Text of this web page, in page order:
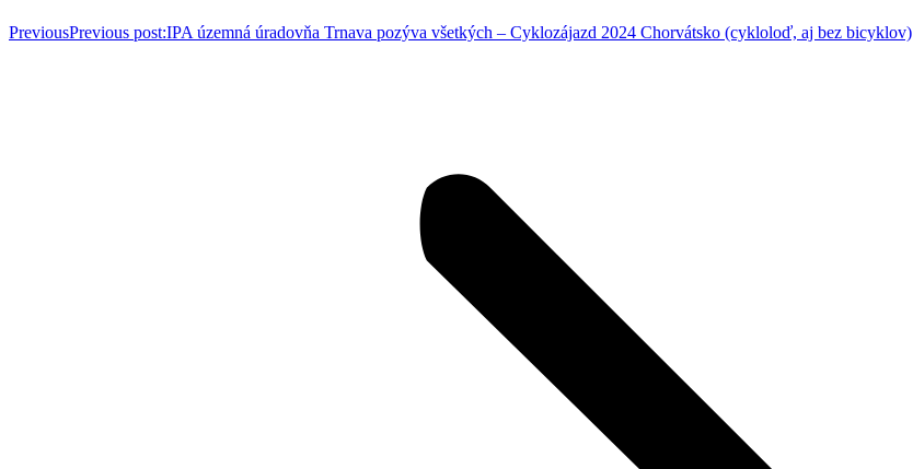
PreviousPrevious post:IPA územná úradovňa Trnava pozýva všetkých – Cyklozájazd 2024 Chorvátsko (cykloloď, aj bez bicyklov)